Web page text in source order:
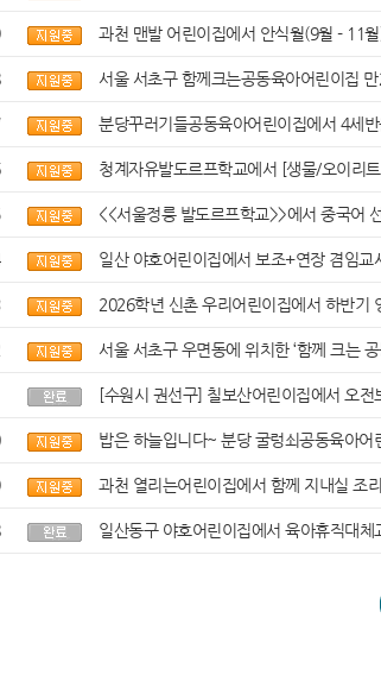
과천 맨발 어린이집에서 안식월(9월 - 11
서울 서초구 함께크는공동육아어린이집
분당꾸러기들공동육아어린이집에서 4세
청계자유발도르프학교에서 [생물/오이리
<<서울정릉 발도르프학교>>에서 중국어
일산 야호어린이집에서 보조+연장 겸임
2026학년 신촌 우리어린이집에서 하반기
서울 서초구 우면동에 위치한 ‘함께 크는
[수원시 권선구] 칠보산어린이집에서 오
밥은 하늘입니다~ 분당 굴렁쇠공동육아
과천 열리는어린이집에서 함께 지내실 조
일산동구 야호어린이집에서 육아휴직대체